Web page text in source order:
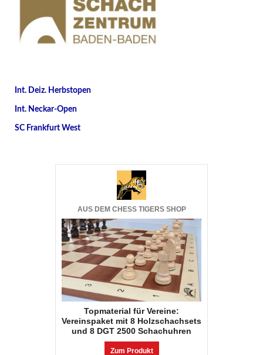
Int. Deiz. Herbstopen
Int. Neckar-Open
SC Frankfurt West
AUS DEM CHESS TIGERS SHOP
Topmaterial für Vereine:
Vereinspaket mit 8 Holzschachsets
und 8 DGT 2500 Schachuhren
Zum Produkt